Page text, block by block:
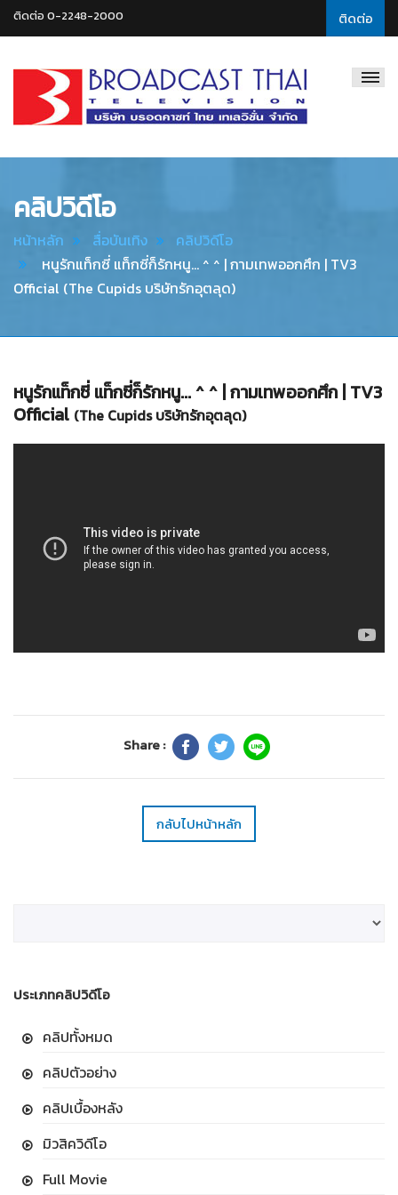
ติดต่อ
ติดต่อ 0-2248-2000
Thai
คลิปวิดีโอ
หน้าหลัก สื่อบันเทิง
คลิปวิดีโอ
หนูรักแท็กซี่ แท็กซี่ก็รักหนู... ^ ^ | กามเทพออกศึก | TV3
Official (The Cupids บริษัทรักอุตลุด)
หนูรักแท็กซี่ แท็กซี่ก็รักหนู... ^ ^ | กามเทพออกศึก | TV3
Official (The Cupids บริษัทรักอุตลุด)
Share :
กลับไปหน้าหลัก
ประเภทคลิปวิดีโอ
คลิปทั้งหมด
คลิปตัวอย่าง
คลิปเบื้องหลัง
มิวสิควิดีโอ
Full Movie